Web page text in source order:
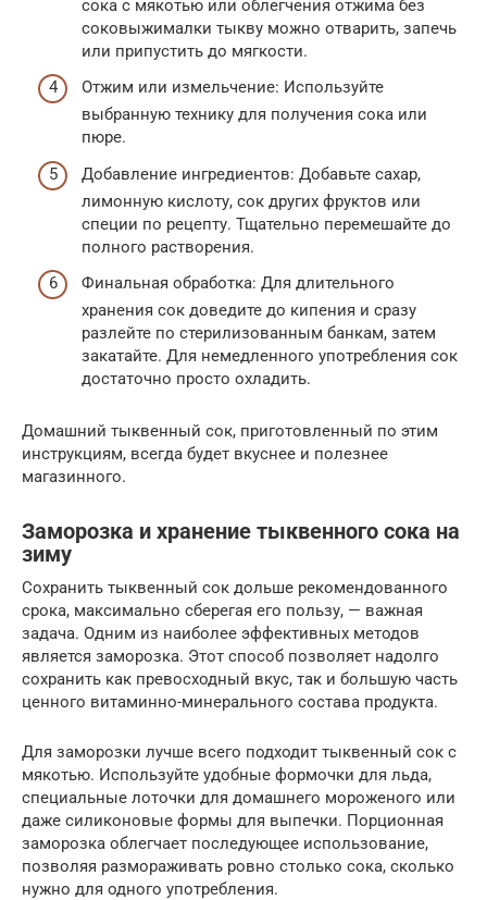
сока с мякотью или облегчения отжима без
соковыжималки тыкву можно отварить, запечь
или припустить до мягкости.
Отжим или измельчение: Используйте
выбранную технику для получения сока или
пюре.
Добавление ингредиентов: Добавьте сахар,
лимонную кислоту, сок других фруктов или
специи по рецепту. Тщательно перемешайте до
полного растворения.
Финальная обработка: Для длительного
хранения сок доведите до кипения и сразу
разлейте по стерилизованным банкам, затем
закатайте. Для немедленного употребления сок
достаточно просто охладить.
Домашний тыквенный сок, приготовленный по этим
инструкциям, всегда будет вкуснее и полезнее
магазинного.
Заморозка и хранение тыквенного сока на
зиму
Сохранить тыквенный сок дольше рекомендованного
срока, максимально сберегая его пользу, — важная
задача. Одним из наиболее эффективных методов
является заморозка. Этот способ позволяет надолго
сохранить как превосходный вкус, так и большую часть
ценного витаминно-минерального состава продукта.
Для заморозки лучше всего подходит тыквенный сок с
мякотью. Используйте удобные формочки для льда,
специальные лоточки для домашнего мороженого или
даже силиконовые формы для выпечки. Порционная
заморозка облегчает последующее использование,
позволяя размораживать ровно столько сока, сколько
нужно для одного употребления.